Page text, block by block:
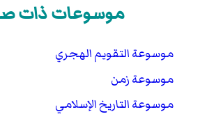
موسوعات ذات
موسوعة التقويم الهجري
موسوعة زمن
موسوعة التاريخ الإسلامي